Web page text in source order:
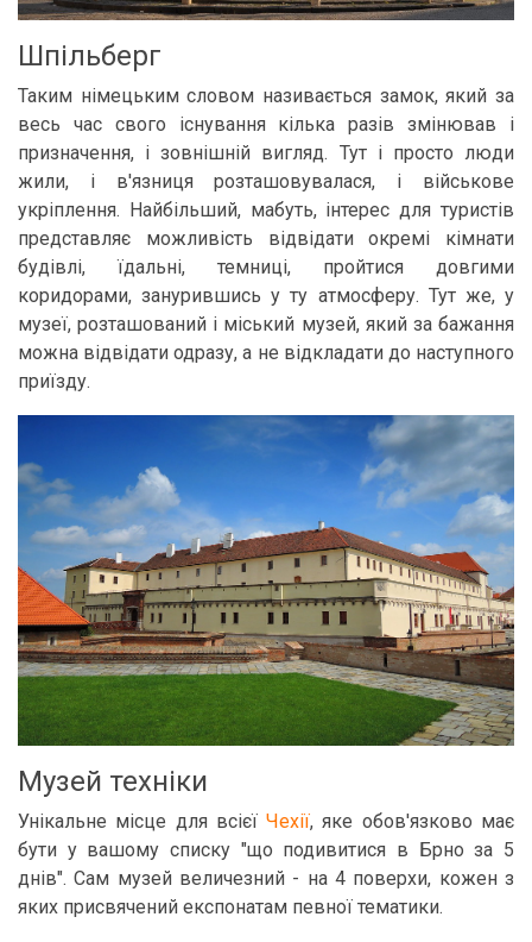
Шпільберг
Таким німецьким словом називається замок, який за
весь час свого існування кілька разів змінював і
призначення, і зовнішній вигляд. Тут і просто люди
жили, і в'язниця розташовувалася, і військове
укріплення. Найбільший, мабуть, інтерес для туристів
представляє можливість відвідати окремі кімнати
будівлі, їдальні, темниці, пройтися довгими
коридорами, занурившись у ту атмосферу. Тут же, у
музеї, розташований і міський музей, який за бажання
можна відвідати одразу, а не відкладати до наступного
приїзду.
Музей техніки
Унікальне місце для всієїЧехії, яке обов'язково має
бути у вашому списку "що подивитися в Брно за 5
днів". Сам музей величезний - на 4 поверхи, кожен з
яких присвячений експонатам певної тематики.